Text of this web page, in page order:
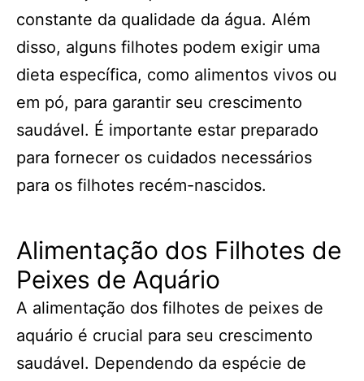
constante da qualidade da água. Além
disso, alguns filhotes podem exigir uma
dieta específica, como alimentos vivos ou
em pó, para garantir seu crescimento
saudável. É importante estar preparado
para fornecer os cuidados necessários
para os filhotes recém-nascidos.
Alimentação dos Filhotes de
Peixes de Aquário
A alimentação dos filhotes de peixes de
aquário é crucial para seu crescimento
saudável. Dependendo da espécie de